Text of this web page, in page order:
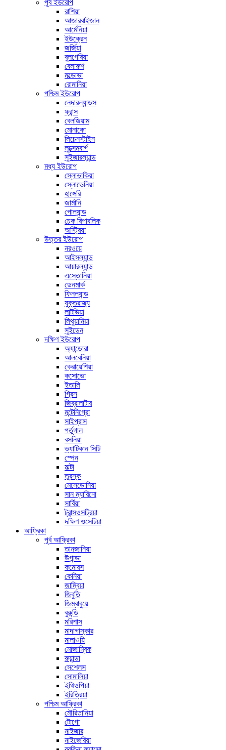
পূর্ব ইউরোপ
রাশিয়া
আজারবাইজান
আর্মেনিয়া
ইউক্রেন
জর্জিয়া
বুলগেরিয়া
বেলারুশ
মল্ডোভা
রোমানিয়া
পশ্চিম ইউরোপ
নেদারল্যান্ডস
ফ্রান্স
বেলজিয়াম
মোনাকো
লিচেনস্টাইন
লুক্সেমবার্গ
সুইজারল্যান্ড
মধ্য ইউরোপ
স্লোভাকিয়া
স্লোভেনিয়া
হাঙ্গেরি
জার্মানি
পোল্যান্ড
চেক রিপাবলিক
অস্ট্রিয়া
উত্তর ইউরোপ
নরওয়ে
আইসল্যান্ড
আয়ারল্যান্ড
এস্তোনিয়া
ডেনমার্ক
ফিনল্যান্ড
যুক্তরাজ্য
লাটভিয়া
লিথুয়ানিয়া
সুইডেন
দক্ষিণ ইউরোপ
অ্যান্ডোরা
আলবেনিয়া
ক্রোয়েশিয়া
কসোভো
ইতালি
গ্রিস
জিব্রালাটার
মন্টেনিগ্রো
সাইপ্রাস
পর্তুগাল
বসনিয়া
ভ্যাটিকান সিটি
স্পেন
মাল্টা
তুরস্ক
মেসেডোনিয়া
সান ম্যারিনো
সার্বিয়া
ট্রান্সওসট্রিয়া
দক্ষিণ ওসেটিয়া
আফ্রিকা
পূর্ব আফ্রিকা
তানজানিয়া
উগান্ডা
কমোরস
কেনিয়া
জাম্বিয়া
জিবুতি
জিম্বাবুয়ে
বুরুন্ডি
মরিশাস
মাদাগাস্কার
মালাওয়ি
মোজাম্বিক
রুয়ান্ডা
সেশেলস
সোমালিয়া
ইথিওপিয়া
ইরিত্রিয়া
পশ্চিম আফ্রিকা
মৌরিতানিয়া
টোগো
নাইজার
নাইজেরিয়া